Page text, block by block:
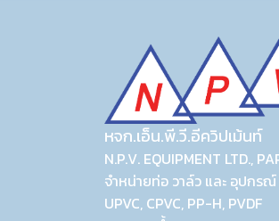
หจก.เอ็น.พี.วี.อีควิปเม้นท์
N.P.V. EQUIPMENT LTD.,
จำหน่ายท่อ วาล์ว และ อุปกรณ์
UPVC, CPVC, PP-H, PVDF